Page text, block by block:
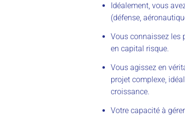
Idéalement, vous
(défense,
Vous connaissez les
en capital risque.
Vous agissez en
projet complexe,
croissance.
Votre capacité à